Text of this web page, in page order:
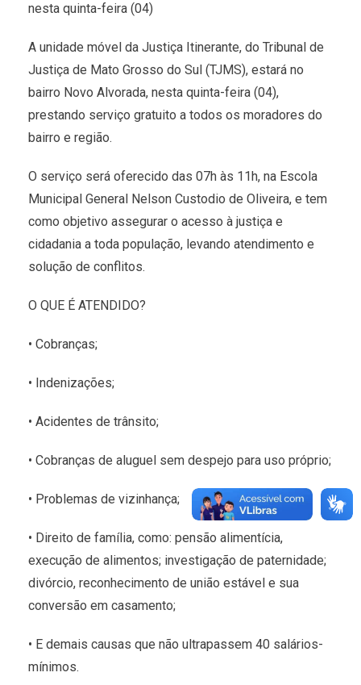
nesta quinta-feira (04)
A unidade móvel da Justiça Itinerante, do Tribunal de
Justiça de Mato Grosso do Sul (TJMS), estará no
bairro Novo Alvorada, nesta quinta-feira (04),
prestando serviço gratuito a todos os moradores do
bairro e região.
O serviço será oferecido das 07h às 11h, na Escola
Municipal General Nelson Custodio de Oliveira, e tem
como objetivo assegurar o acesso à justiça e
cidadania a toda população, levando atendimento e
solução de conflitos.
O QUE É ATENDIDO?
• Cobranças;
• Indenizações;
• Acidentes de trânsito;
• Cobranças de aluguel sem despejo para uso próprio;
• Problemas de vizinhança;
• Direito de família, como: pensão alimentícia,
execução de alimentos; investigação de paternidade;
divórcio, reconhecimento de união estável e sua
conversão em casamento;
• E demais causas que não ultrapassem 40 salários-
mínimos.